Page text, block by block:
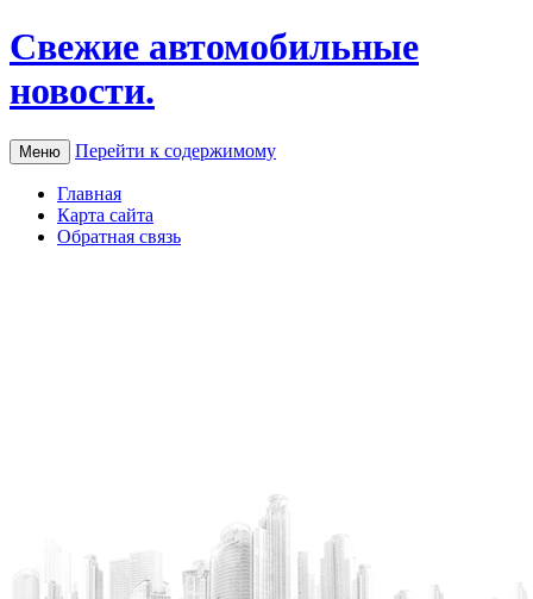
Свежие автомобильные
новости.
Меню Перейти к содержимому
Главная
Карта сайта
Обратная связь